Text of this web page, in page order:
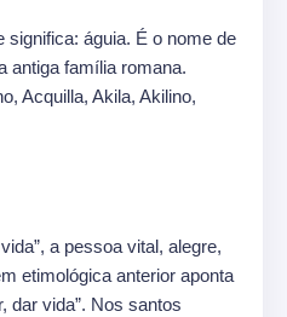
significa: águia. É o nome de
antiga família romana.
Acquilla, Akila, Akilino,
a pessoa vital, alegre,
etimológica anterior aponta
dar vida”. Nos santos